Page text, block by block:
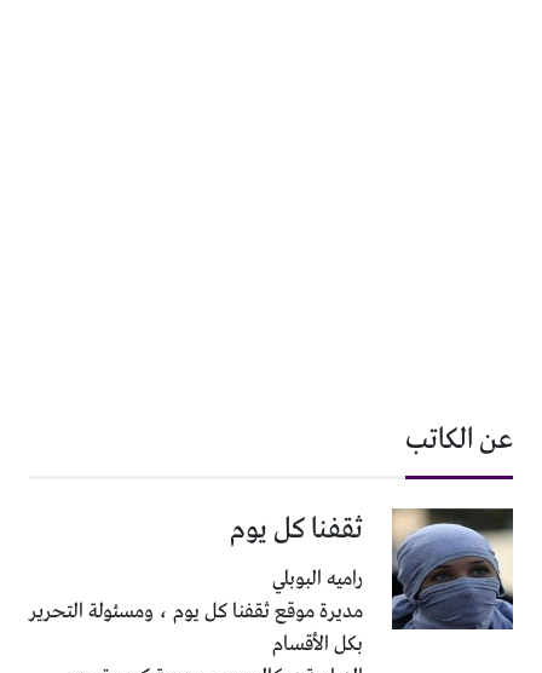
عن الكاتب
ثقفنا كل يوم
راميه البوبلي
مديرة موقع ثقفنا كل يوم ، ومسئولة التحرير
بكل الأقسام